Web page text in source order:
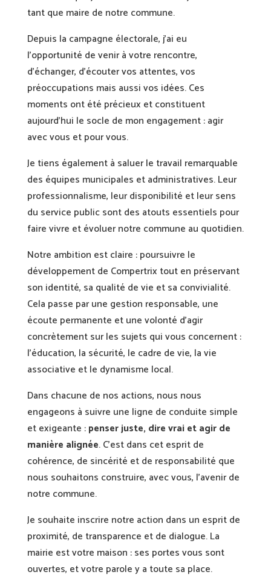
tant que maire de notre commune.
Depuis la campagne électorale, j’ai eu
l’opportunité de venir à votre rencontre,
d’échanger, d’écouter vos attentes, vos
préoccupations mais aussi vos idées. Ces
moments ont été précieux et constituent
aujourd’hui le socle de mon engagement : agir
avec vous et pour vous.
Je tiens également à saluer le travail remarquable
des équipes municipales et administratives. Leur
professionnalisme, leur disponibilité et leur sens
du service public sont des atouts essentiels pour
faire vivre et évoluer notre commune au quotidien.
Notre ambition est claire : poursuivre le
développement de Compertrix tout en préservant
son identité, sa qualité de vie et sa convivialité.
Cela passe par une gestion responsable, une
écoute permanente et une volonté d’agir
concrètement sur les sujets qui vous concernent :
l’éducation, la sécurité, le cadre de vie, la vie
associative et le dynamisme local.
Dans chacune de nos actions, nous nous
engageons à suivre une ligne de conduite simple
et exigeante :penser juste, dire vrai et agir de
manière alignée. C’est dans cet esprit de
cohérence, de sincérité et de responsabilité que
nous souhaitons construire, avec vous, l’avenir de
notre commune.
Je souhaite inscrire notre action dans un esprit de
proximité, de transparence et de dialogue. La
mairie est votre maison : ses portes vous sont
ouvertes, et votre parole y a toute sa place.